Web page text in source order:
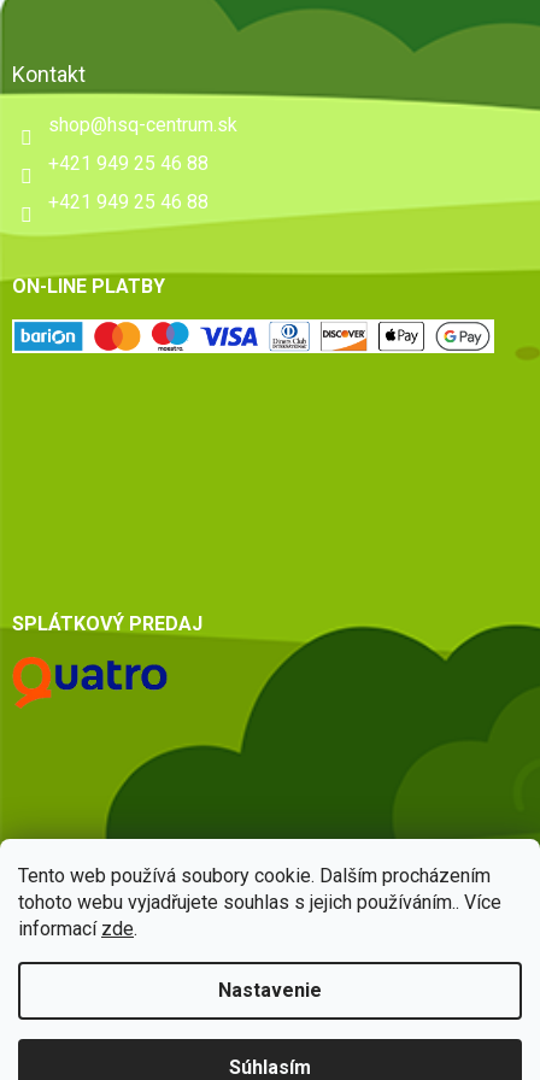
Tento web používá soubory cookie. Dalším procházením
tohoto webu vyjadřujete souhlas s jejich používáním.. Více
informací zde.
Nastavenie
Súhlasím
Kontakt
shop@hsq-centrum.sk
+421 949 25 46 88
+421 949 25 46 88
ON-LINE PLATBY
SPLÁTKOVÝ PREDAJ
nastavenie cookies